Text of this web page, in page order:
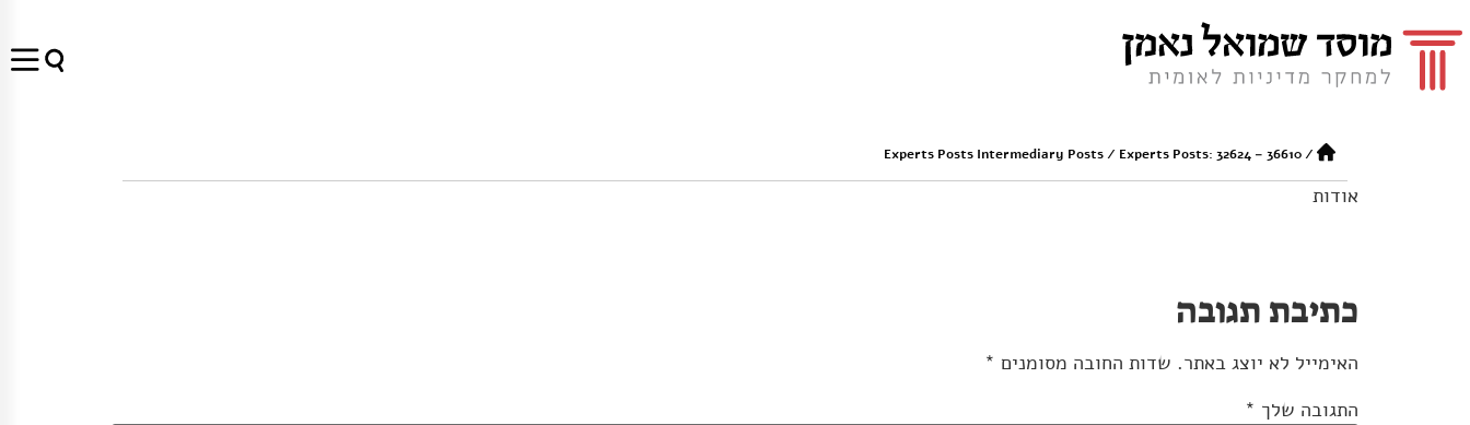
/
Experts Posts Intermediary Posts/ Experts Posts: 32624 – 36610
אודות
כתיבת תגובה
האימייל לא יוצג באתר. שדות החובה מסומנים *
התגובה שלך *